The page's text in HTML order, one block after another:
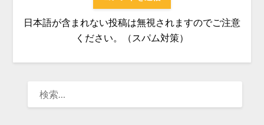
日本語が含まれない投稿は無視されますのでご注意
ください。（スパム対策）